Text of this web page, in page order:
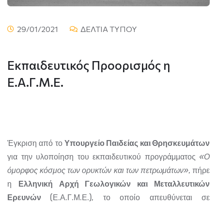
29/01/2021 ΔΕΛΤΙΑ ΤΥΠΟΥ
Εκπαιδευτικός Προορισμός η
Ε.Α.Γ.Μ.Ε.
Έγκριση από το Υπουργείο Παιδείας και Θρησκευμάτων
για την υλοποίηση του εκπαιδευτικού προγράμματος «Ο
όμορφος κόσμος των ορυκτών και των πετρωμάτων», πήρε
η Ελληνική Αρχή Γεωλογικών και Μεταλλευτικών
Ερευνών (Ε.Α.Γ.Μ.Ε.), το οποίο απευθύνεται σε